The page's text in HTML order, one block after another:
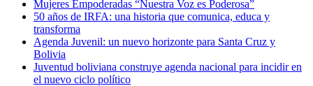
Mujeres Empoderadas “Nuestra Voz es Poderosa”
50 años de IRFA: una historia que comunica, educa y
transforma
Agenda Juvenil: un nuevo horizonte para Santa Cruz y
Bolivia
Juventud boliviana construye agenda nacional para incidir en
el nuevo ciclo político